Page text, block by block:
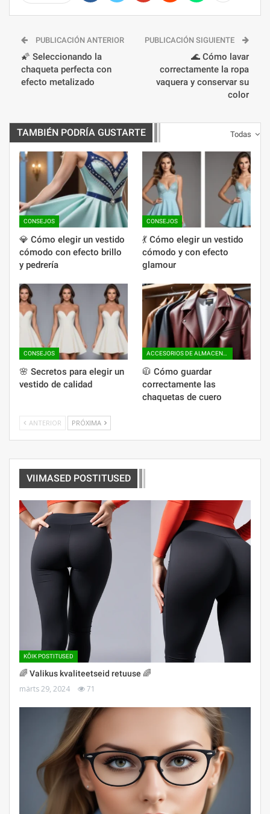
PUBLICACIÓN ANTERIOR
🌠 Seleccionando la
chaqueta perfecta con
efecto metalizado
PUBLICACIÓN SIGUIENTE
🌊 Cómo lavar
correctamente la ropa
vaquera y conservar su
color
Todas
TAMBIÉN PODRÍA GUSTARTE
CONSEJOS
💎 Cómo elegir un vestido
cómodo con efecto brillo
y pedrería
CONSEJOS
💃 Cómo elegir un vestido
cómodo y con efecto
glamour
CONSEJOS
🌸 Secretos para elegir un
vestido de calidad
🧥 Cómo guardar
correctamente las
chaquetas de cuero
ANTERIOR PRÓXIMA
VIIMASED POSTITUSED
KÕIK POSTITUSED
🌈 Valikus kvaliteetseid retuuse 🌈
märts 29, 2024 71